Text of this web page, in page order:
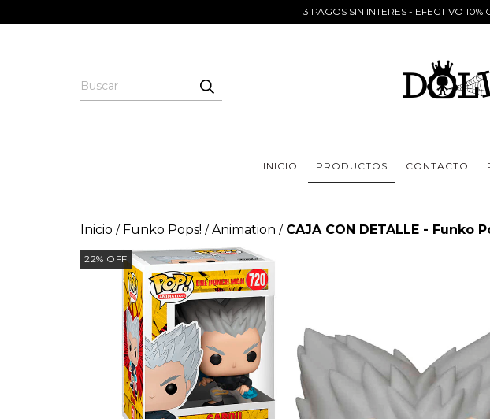
3 PAGOS SIN INTERES - EFECTIVO
INICIO PRODUCTOS CONTACTO
Inicio / Funko Pops! / Animation / CAJA CON DETALLE -
22% OFF